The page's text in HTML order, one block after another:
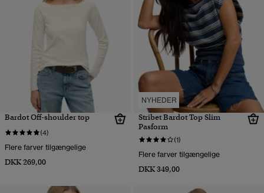
Bardot Off-shoulder top
(4)
Flere farver tilgængelige
DKK 269,00
NYHEDER
Stribet Bardot Top Slim
Pasform
(1)
Flere farver tilgængelige
DKK 349,00